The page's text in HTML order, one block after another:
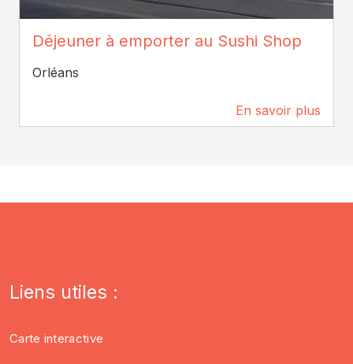
Déjeuner à emporter au Sushi Shop
Orléans
En savoir plus
Liens utiles :
Carte interactive